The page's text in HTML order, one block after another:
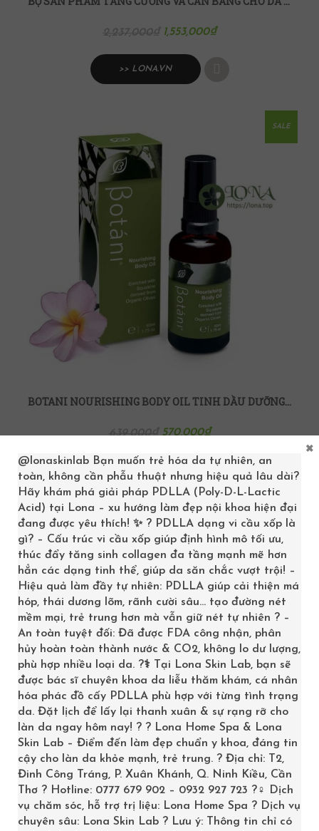
1,553,000₫
>> LONA.VN
SALE
BOTANI NOURISHING BODY OIL TINH DẦU DƯỠNG THỂ BOTANI
639,000₫ 570,000₫
>> LONA.VN
SALE
BOTANI PHYTO BODY WASH SỮA TẮM DƯỠNG THỂ TOÀN THÂN
@lonaskinlab Bạn muốn trẻ hóa da tự nhiên, an
toàn, không cần phẫu thuật nhưng hiệu quả lâu dài?
Hãy khám phá giải pháp PDLLA (Poly-D-L-Lactic
Acid) tại Lona – xu hướng làm đẹp nội khoa hiện đại
đang được yêu thích! ✨ ? PDLLA dạng vi cầu xốp là
gì? – Cấu trúc vi cầu xốp giúp định hình mô tối ưu,
thúc đẩy tăng sinh collagen đa tầng mạnh mẽ hơn
hẳn các dạng tinh thể, giúp da săn chắc vượt trội! –
Hiệu quả làm đầy tự nhiên: PDLLA giúp cải thiện má
hóp, thái dương lõm, rãnh cười sâu… tạo đường nét
mềm mại, trẻ trung hơn mà vẫn giữ nét tự nhiên ? –
An toàn tuyệt đối: Đã được FDA công nhận, phân
hủy hoàn toàn thành nước & CO2, không lo dư lượng,
phù hợp nhiều loại da. ?‍⚕️ Tại Lona Skin Lab, bạn sẽ
được bác sĩ chuyên khoa da liễu thăm khám, cá nhân
hóa phác đồ cấy PDLLA phù hợp với từng tình trạng
da. Đặt lịch để lấy lại thanh xuân & sự rạng rỡ cho
làn da ngay hôm nay! ? ? Lona Home Spa & Lona
Skin Lab – Điểm đến làm đẹp chuẩn y khoa, đáng tin
cậy cho làn da khỏe mạnh, trẻ trung. ? Địa chỉ: T2,
Đinh Công Tráng, P. Xuân Khánh, Q. Ninh Kiều, Cần
Thơ ? Hotline: 0777 679 902 – 0932 927 723 ?‍♀️ Dịch
vụ chăm sóc, hỗ trợ trị liệu: Lona Home Spa ? Dịch vụ
chuyên sâu: Lona Skin Lab ? Lưu ý: Thông tin chỉ có
×